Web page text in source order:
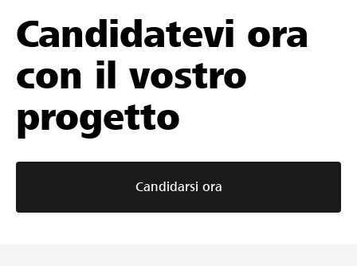
Candidatevi ora
con il vostro
progetto
Candidarsi ora